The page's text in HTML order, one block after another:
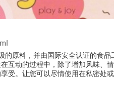
的原料，并由国际安全认证的食品
互动的过程中，除了增加风味、
受。让您可以尽情使用在私密处
性感带，使彼此更沉浸于亲密互